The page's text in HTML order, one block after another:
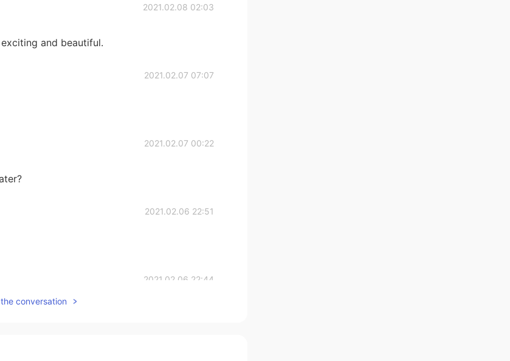
2021.02.08 02:03
and beautiful.
2021.02.07 07:07
2021.02.07 00:22
2021.02.06 22:51
2021.02.06 22:44
conversation